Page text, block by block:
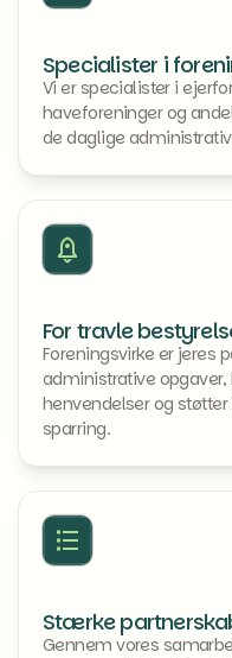
Specialister i
Vi er specialister i
haveforeninger og
de daglige
For travle
Foreningsvirke er jeres
administrative
henvendelser og
sparring.
Stærke
Gennem vores